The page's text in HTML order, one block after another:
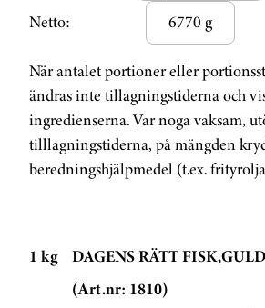
Netto:
6770 g
När antalet portioner eller
ändras inte tillagningstiderna och
ingredienserna. Var noga vaksam,
tilllagningstiderna, på mängden
beredningshjälpmedel (t.ex.
1 kg
DAGENS RÄTT
(Art.nr: 1810)